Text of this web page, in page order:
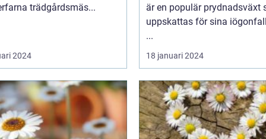
trädgårdsmäs...
2024
är en populär prydnadsväxt
uppskattas för sina
...
18 januari 2024